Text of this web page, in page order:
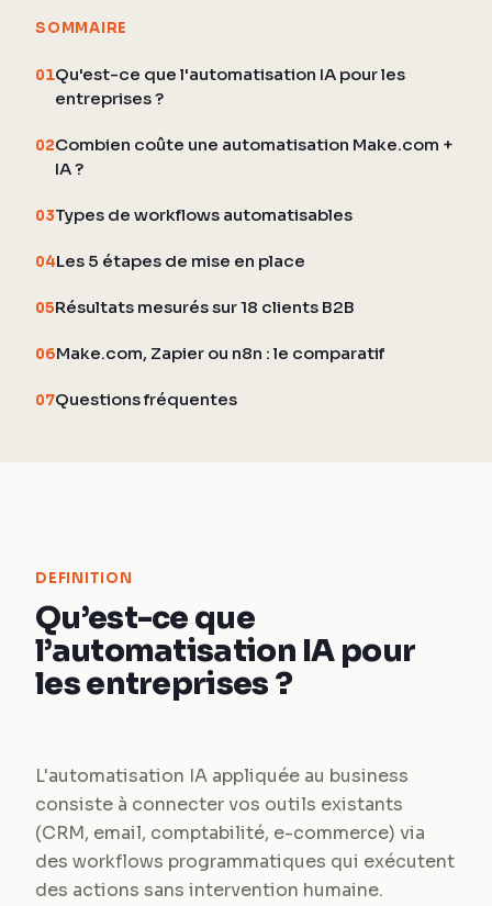
SOMMAIRE
01Qu'est-ce que l'automatisation IA pour les
entreprises ?
02Combien coûte une automatisation Make.com +
IA ?
03Types de workflows automatisables
04Les 5 étapes de mise en place
05Résultats mesurés sur 18 clients B2B
06Make.com, Zapier ou n8n : le comparatif
07Questions fréquentes
DEFINITION
Qu’est-ce que
l’automatisation IA pour
les entreprises ?
L'automatisation IA appliquée au business
consiste à connecter vos outils existants
(CRM, email, comptabilité, e-commerce) via
des workflows programmatiques qui exécutent
des actions sans intervention humaine.